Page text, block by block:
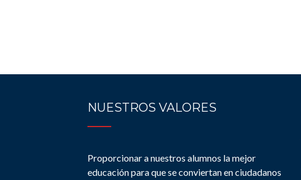
NUESTROS VALORES
Proporcionar a nuestros alumnos la mejor
educación para que se conviertan en ciudadanos